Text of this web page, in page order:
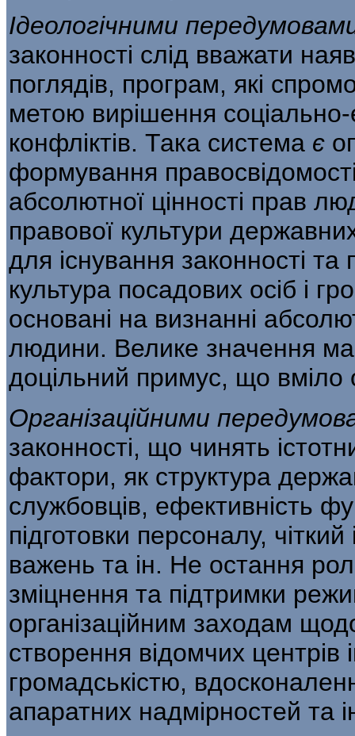
Ідеологічними
законності слід вважати
поглядів, програм, які
метою вирішення
конфліктів. Така система є
формування
абсолютної цінно­сті прав
правової культури
для існування законності
культура посадових осіб і
основа­ні на визнанні
людини. Велике зна­чення
доцільний примус, що вміло
Організаційними
законності, що чинять
фактори, як структура
службовців, ефективність
підготовки персоналу,
важень та ін. Не остання
зміцнення та підтрим­ки
організаційним заходам
створення відомчих центрів
громадськістю,
апаратних надмірностей та